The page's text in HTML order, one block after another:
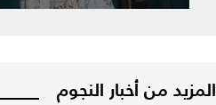
المزيد من أخبار النجوم